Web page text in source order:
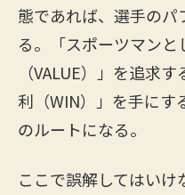
態であれば、選手の
る。「スポーツマンと
（VALUE）」を追求
利（WIN）」を手にす
のルートになる。
ここで誤解してはい